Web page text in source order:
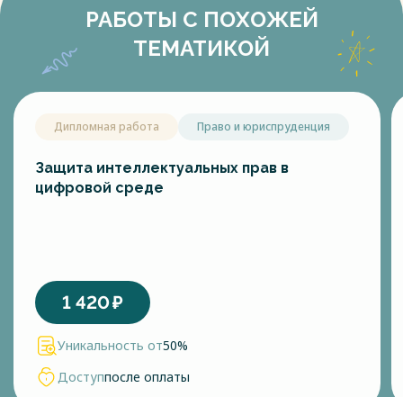
РАБОТЫ С ПОХОЖЕЙ
ТЕМАТИКОЙ
Дипломная работа Право и юриспруденция
Защита интеллектуальных прав в
цифровой среде
1 420₽
Уникальность от50%
Доступпосле оплаты